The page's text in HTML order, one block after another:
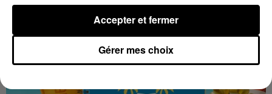
Gérer mes choix
Accepter et fermer